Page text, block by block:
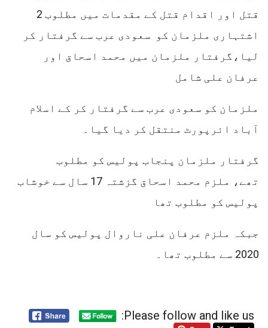
قتل اور اقدام قتل کے مقدمات میں مطلوب 2
اشتہاری ملزمان کو سعودی عرب سے گرفتار کر
لیا،گرفتار ملزمان میں محمد اسحاق اور
عرفان علی شامل
ملزمان کو سعودی عرب سے گرفتار کر کے اسلام
آباد ائرپورٹ منتقل کر دیا گیا۔
گرفتار ملزمان پنجاب پولیس کو مطلوب
تھے، ملزم محمد اسحاق گزشتہ 17 سال سے خوشاب
پولیس کو مطلوب تھا
جبکہ ملزم عرفان علی ناروال پولیس کو سال
2020 سے مطلوب تھا۔
Please follow and like us: